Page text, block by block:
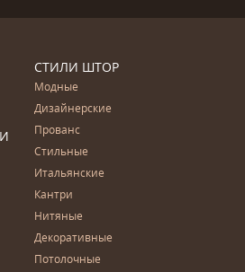
СТИЛИ ШТОР
Модные
Дизайнерские
Прованс
Стильные
Итальянские
Кантри
Нитяные
Декоративные
Потолочные